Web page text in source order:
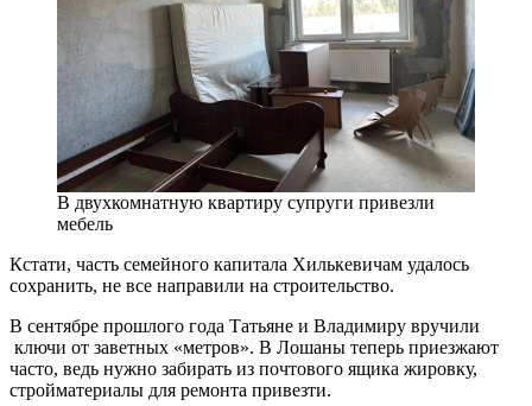
В двухкомнатную квартиру супруги привезли
мебель
Кстати, часть семейного капитала Хилькевичам удалось
сохранить, не все направили на строительство.
В сентябре прошлого года Татьяне и Владимиру вручили
ключи от заветных «метров». В Лошаны теперь приезжают
часто, ведь нужно забирать из почтового ящика жировку,
стройматериалы для ремонта привезти.